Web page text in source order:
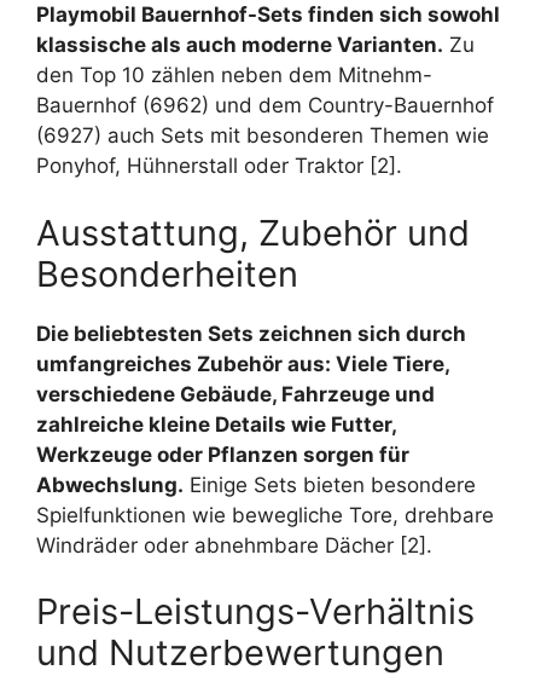
Playmobil Bauernhof-Sets finden sich sowohl
klassische als auch moderne Varianten. Zu
den Top 10 zählen neben dem Mitnehm-
Bauernhof (6962) und dem Country-Bauernhof
(6927) auch Sets mit besonderen Themen wie
Ponyhof, Hühnerstall oder Traktor [2].
Ausstattung, Zubehör und
Besonderheiten
Die beliebtesten Sets zeichnen sich durch
umfangreiches Zubehör aus: Viele Tiere,
verschiedene Gebäude, Fahrzeuge und
zahlreiche kleine Details wie Futter,
Werkzeuge oder Pflanzen sorgen für
Abwechslung. Einige Sets bieten besondere
Spielfunktionen wie bewegliche Tore, drehbare
Windräder oder abnehmbare Dächer [2].
Preis-Leistungs-Verhältnis
und Nutzerbewertungen